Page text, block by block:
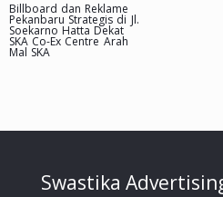
Billboard dan Reklame
Pekanbaru Strategis di Jl.
Soekarno Hatta Dekat
SKA Co-Ex Centre Arah
Mal SKA
Swastika